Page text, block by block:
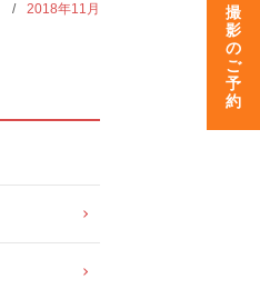
2018年11月
撮
影
の
ご
予
約